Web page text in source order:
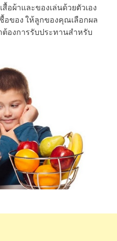
อผ้าและของเล่นด้วยตัวเอง
อของ ให้ลูกของคุณเลือกผล
องการรับประทานสำหรับ